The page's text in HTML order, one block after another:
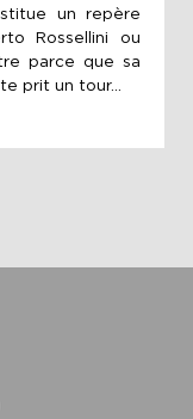
un repère
Rossellini ou
parce que sa
prit un tour...